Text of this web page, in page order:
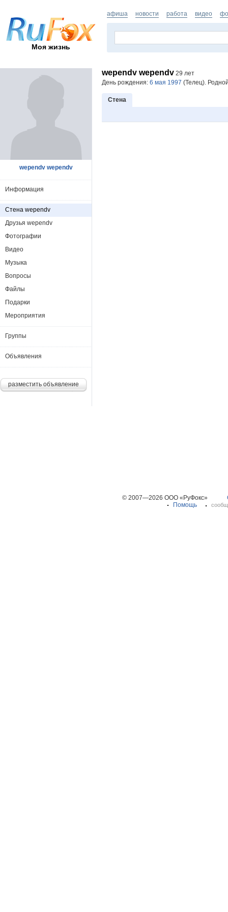
Моя жизнь
афиша новости работа видео
wependv wependv 29 лет
День рождения: 6 мая 1997 (Телец).
Стена
wependv wependv
Информация
Стена wependv
Друзья wependv
Фотографии
Видео
Музыка
Вопросы
Файлы
Подарки
Мероприятия
Группы
Объявления
разместить объявление
© 2007—2026 ООО «РуФокс»
Помощь